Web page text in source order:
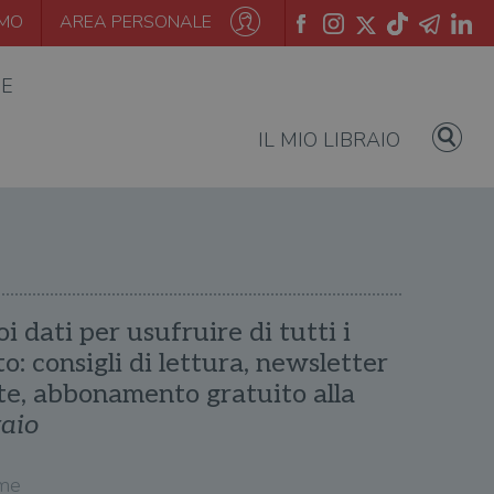
AREA PERSONALE
IL MIO LIBRAIO
dati per usufruire di tutti i
consigli di lettura, newsletter
abbonamento gratuito alla